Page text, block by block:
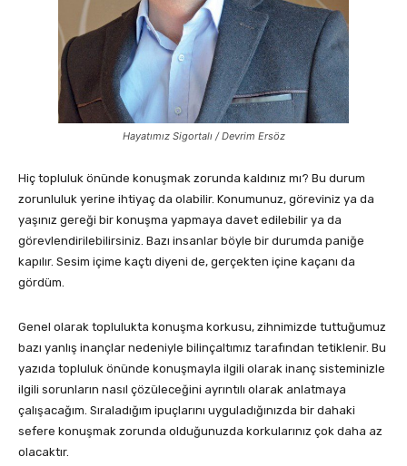
Hayatımız Sigortalı / Devrim Ersöz
Hiç topluluk önünde konuşmak zorunda kaldınız mı? Bu durum
zorunluluk yerine ihtiyaç da olabilir. Konumunuz, göreviniz ya da
yaşınız gereği bir konuşma yapmaya davet edilebilir ya da
görevlendirilebilirsiniz. Bazı insanlar böyle bir durumda paniğe
kapılır. Sesim içime kaçtı diyeni de, gerçekten içine kaçanı da
gördüm.
Genel olarak toplulukta konuşma korkusu, zihnimizde tuttuğumuz
bazı yanlış inançlar nedeniyle bilinçaltımız tarafından tetiklenir. Bu
yazıda topluluk önünde konuşmayla ilgili olarak inanç sisteminizle
ilgili sorunların nasıl çözüleceğini ayrıntılı olarak anlatmaya
çalışacağım. Sıraladığım ipuçlarını uyguladığınızda bir dahaki
sefere konuşmak zorunda olduğunuzda korkularınız çok daha az
olacaktır.